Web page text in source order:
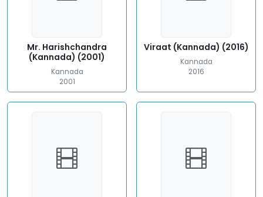
Mr. Harishchandra
(Kannada) (2001)
Kannada
2001
Viraat (Kannada) (2016)
Kannada
2016